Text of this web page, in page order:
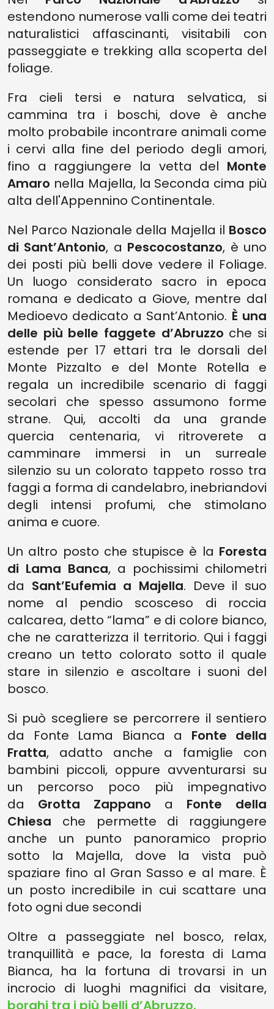
estendono numerose valli come dei teatri
naturalistici affascinanti, visitabili con
passeggiate e trekking alla scoperta del
foliage.
Fra cieli tersi e natura selvatica, si
cammina tra i boschi, dove è anche
molto probabile incontrare animali come
i cervi alla fine del periodo degli amori,
fino a raggiungere la vetta del Monte
Amaro nella Majella, la Seconda cima più
alta dell'Appennino Continentale.
Nel Parco Nazionale della Majella il Bosco
di Sant’Antonio, a Pescocostanzo, è uno
dei posti più belli dove vedere il Foliage.
Un luogo considerato sacro in epoca
romana e dedicato a Giove, mentre dal
Medioevo dedicato a Sant’Antonio. È una
delle più belle faggete d’Abruzzo che si
estende per 17 ettari tra le dorsali del
Monte Pizzalto e del Monte Rotella e
regala un incredibile scenario di faggi
secolari che spesso assumono forme
strane. Qui, accolti da una grande
quercia centenaria, vi ritroverete a
camminare immersi in un surreale
silenzio su un colorato tappeto rosso tra
faggi a forma di candelabro, inebriandovi
degli intensi profumi, che stimolano
anima e cuore.
Un altro posto che stupisce è la Foresta
di Lama Banca, a pochissimi chilometri
da Sant’Eufemia a Majella. Deve il suo
nome al pendio scosceso di roccia
calcarea, detto “lama” e di colore bianco,
che ne caratterizza il territorio. Qui i faggi
creano un tetto colorato sotto il quale
stare in silenzio e ascoltare i suoni del
bosco.
Si può scegliere se percorrere il sentiero
da Fonte Lama Bianca a Fonte della
Fratta, adatto anche a famiglie con
bambini piccoli, oppure avventurarsi su
un percorso poco più impegnativo
da Grotta Zappano a Fonte della
Chiesa che permette di raggiungere
anche un punto panoramico proprio
sotto la Majella, dove la vista può
spaziare fino al Gran Sasso e al mare. È
un posto incredibile in cui scattare una
foto ogni due secondi
Oltre a passeggiate nel bosco, relax,
tranquillità e pace, la foresta di Lama
Bianca, ha la fortuna di trovarsi in un
incrocio di luoghi magnifici da visitare,
borghi tra i più belli d’Abruzzo.